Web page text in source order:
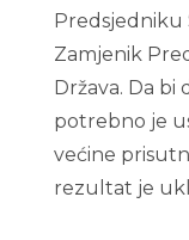
Predsjedniku
Zamjenik
Država. Da bi
potrebno je
većine
rezultat je